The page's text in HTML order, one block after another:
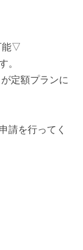
能▽
。
定額プランに
請を行ってく